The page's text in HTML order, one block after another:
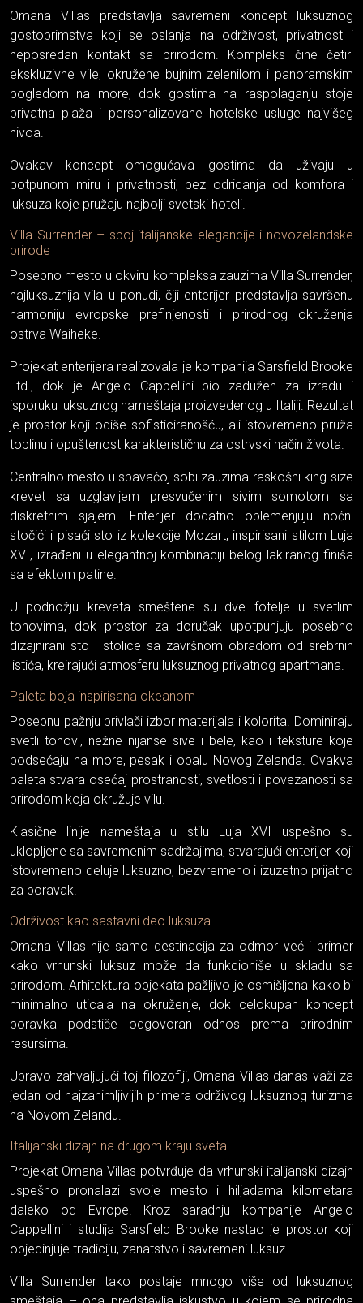
Omana Villas predstavlja savremeni koncept luksuznog
gostoprimstva koji se oslanja na održivost, privatnost i
neposredan kontakt sa prirodom. Kompleks čine četiri
ekskluzivne vile, okružene bujnim zelenilom i panoramskim
pogledom na more, dok gostima na raspolaganju stoje
privatna plaža i personalizovane hotelske usluge najvišeg
nivoa.
Ovakav koncept omogućava gostima da uživaju u
potpunom miru i privatnosti, bez odricanja od komfora i
luksuza koje pružaju najbolji svetski hoteli.
Villa Surrender – spoj italijanske elegancije i novozelandske
prirode
Posebno mesto u okviru kompleksa zauzima Villa Surrender,
najluksuznija vila u ponudi, čiji enterijer predstavlja savršenu
harmoniju evropske prefinjenosti i prirodnog okruženja
ostrva Waiheke.
Projekat enterijera realizovala je kompanija Sarsfield Brooke
Ltd., dok je Angelo Cappellini bio zadužen za izradu i
isporuku luksuznog nameštaja proizvedenog u Italiji. Rezultat
je prostor koji odiše sofisticiranošću, ali istovremeno pruža
toplinu i opuštenost karakterističnu za ostrvski način života.
Centralno mesto u spavaćoj sobi zauzima raskošni king-size
krevet sa uzglavljem presvučenim sivim somotom sa
diskretnim sjajem. Enterijer dodatno oplemenjuju noćni
stočići i pisaći sto iz kolekcije Mozart, inspirisani stilom Luja
XVI, izrađeni u elegantnoj kombinaciji belog lakiranog finiša
sa efektom patine.
U podnožju kreveta smeštene su dve fotelje u svetlim
tonovima, dok prostor za doručak upotpunjuju posebno
dizajnirani sto i stolice sa završnom obradom od srebrnih
listića, kreirajući atmosferu luksuznog privatnog apartmana.
Paleta boja inspirisana okeanom
Posebnu pažnju privlači izbor materijala i kolorita. Dominiraju
svetli tonovi, nežne nijanse sive i bele, kao i teksture koje
podsećaju na more, pesak i obalu Novog Zelanda. Ovakva
paleta stvara osećaj prostranosti, svetlosti i povezanosti sa
prirodom koja okružuje vilu.
Klasične linije nameštaja u stilu Luja XVI uspešno su
uklopljene sa savremenim sadržajima, stvarajući enterijer koji
istovremeno deluje luksuzno, bezvremeno i izuzetno prijatno
za boravak.
Održivost kao sastavni deo luksuza
Omana Villas nije samo destinacija za odmor već i primer
kako vrhunski luksuz može da funkcioniše u skladu sa
prirodom. Arhitektura objekata pažljivo je osmišljena kako bi
minimalno uticala na okruženje, dok celokupan koncept
boravka podstiče odgovoran odnos prema prirodnim
resursima.
Upravo zahvaljujući toj filozofiji, Omana Villas danas važi za
jedan od najzanimljivijih primera održivog luksuznog turizma
na Novom Zelandu.
Italijanski dizajn na drugom kraju sveta
Projekat Omana Villas potvrđuje da vrhunski italijanski dizajn
uspešno pronalazi svoje mesto i hiljadama kilometara
daleko od Evrope. Kroz saradnju kompanije Angelo
Cappellini i studija Sarsfield Brooke nastao je prostor koji
objedinjuje tradiciju, zanatstvo i savremeni luksuz.
Villa Surrender tako postaje mnogo više od luksuznog